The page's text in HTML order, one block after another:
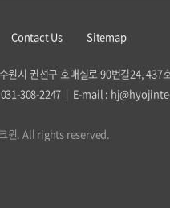
Contact Us Sitemap
원시 권선구 호매실로 90번길24, 437
308-2247 | E-mail :
윈. All rights reserved.